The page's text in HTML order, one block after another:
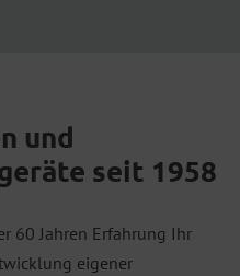
und
seit 1958
60 Jahren Erfahrung Ihr
eigener